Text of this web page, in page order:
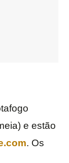
e estão
. Os